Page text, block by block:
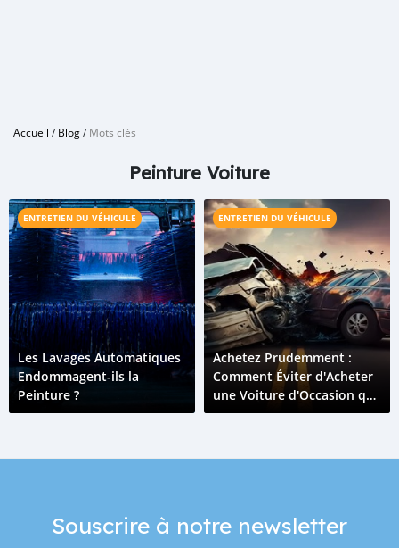
Accueil /Blog/Mots clés
Peinture Voiture
ENTRETIEN DU VÉHICULE
Les Lavages Automatiques
Endommagent-ils la
Peinture ?
ENTRETIEN DU VÉHICULE
Achetez Prudemment :
Comment Éviter d'Acheter
une Voiture d'Occasion qui
a pu Être Accidentée
Souscrire à notre newsletter